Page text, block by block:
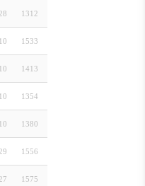
인조잔디 운동장 18:30 ~
1312
동공지 (芝公園 アクアフ
1533
동공지 (芝公園 アクアフ
1413
동공지 (芝公園 アクアフ
1354
동공지 (芝公園 アクアフ
1380
인조잔디 운동장 18:30 ~
1556
(月島駅 佃中学校)
1575